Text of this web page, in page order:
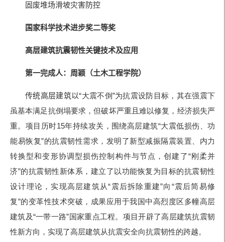
固废堆场滑坡灾害防控
国家科学技术进步奖二等奖
高层建筑抗震韧性关键技术及应用
第一完成人：周颖 （土木工程学院）
传统高层建筑以“大震不倒”为抗震设防目标，其在强震下
虽基本满足抗倒塌要求，但破坏严重且难以修复，经济损失严
重。项目历时15年持续攻关，围绕高层建筑“大震低损伤、功
能易恢复”的抗震韧性需求，发明了新型减振隔震装置、内力
转换型和变形协调型损伤控制构件与节点，创建了“刚柔并
济”的抗震韧性新体系，建立了以功能恢复为目标的抗震韧性
设计理论，实现高层建筑从“震后拆除重建”向 “震后简易修
复”的变革性技术突破，成果应用于我国中高烈度区多幢高层
建筑及“一带一路”国家重点工程。项目开辟了高层建筑抗震韧
性新方向，实现了高层建筑从抗震安全向抗震韧性的跨越。